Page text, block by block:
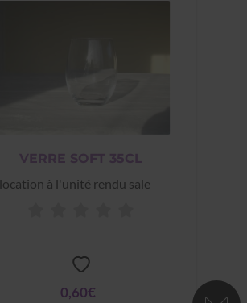
VERRE SOFT 35CL
location à l'unité rendu sale
0,60€